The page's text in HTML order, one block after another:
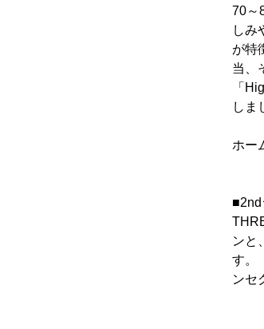
70～
しみ
が特
当、
「
しま
ホー
■2nd
ンと
す。
ンセ